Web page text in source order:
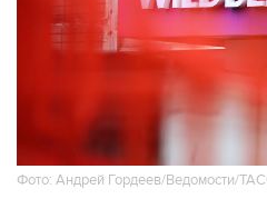
Фото: Андрей Гордеев/Ведомости/